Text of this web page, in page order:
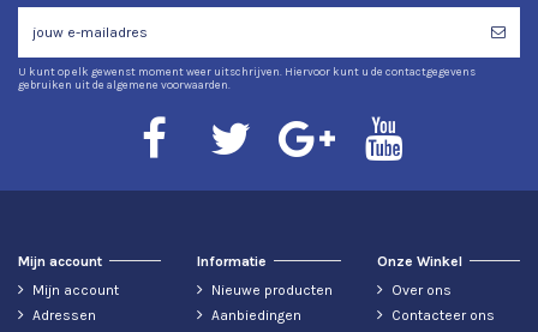
U kunt op elk gewenst moment weer uitschrijven. Hiervoor kunt u de contactgegevens
gebruiken uit de algemene voorwaarden.
Mijn account
Mijn account
Adressen
Informatie
Nieuwe producten
Aanbiedingen
Onze Winkel
Over ons
Contacteer ons